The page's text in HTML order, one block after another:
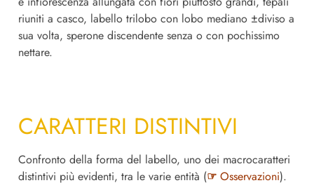
riuniti a casco, labello trilobo con lobo mediano ±diviso a
sua volta, sperone discendente senza o con pochissimo
nettare.
CARATTERI DISTINTIVI
Confronto della forma del labello, uno dei macrocaratteri
distintivi più evidenti, tra le varie entità (☞ Osservazioni).